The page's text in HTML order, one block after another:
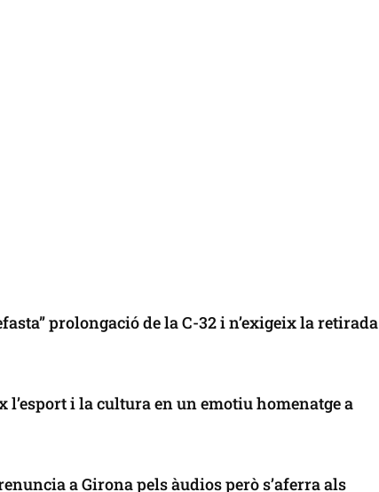
prolongació de la C-32 i n’exigeix la retirada
i la cultura en un emotiu homenatge a
a Girona pels àudios però s’aferra als